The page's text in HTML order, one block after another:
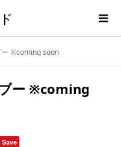
ー ※coming soon
ー ※coming
Save